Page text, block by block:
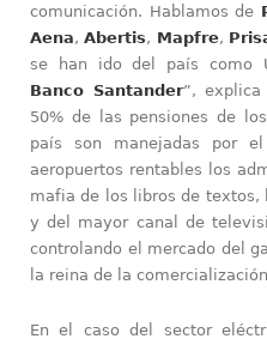
comunicación. Hablamos de
Aena,Abertis, Mapfre,
se han ido del país como
Banco Santander”, explica
50% de las pensiones de
país son manejadas por el
aeropuertos rentables los
mafia de los libros de textos,
y del mayor canal de
controlando el mercado del
la reina de la
En el caso del sector